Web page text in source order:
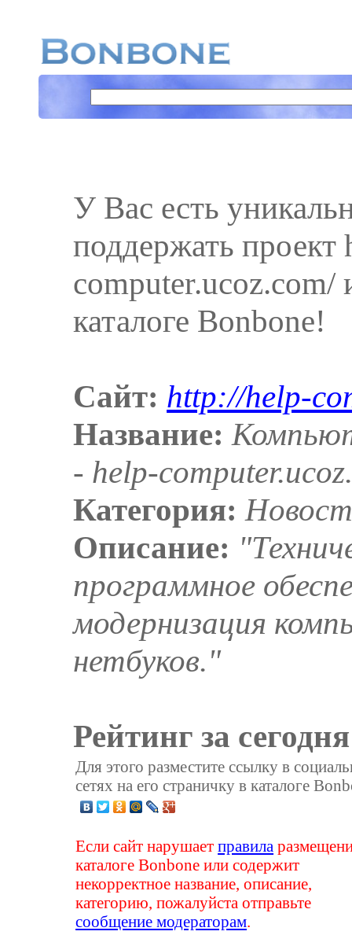
У Вас есть
поддержать проект
computer.ucoz.com/
каталоге Bonbone!
Сайт: http://help-
Название:
- help-
Категория:
Описание:
программное
модернизация
нетбуков."
Рейтинг за
Для этого разместите ссылку в
сетях на его страничку в каталоге
Если сайт нарушаетправила
каталоге Bonbone или содержит
некорректное название, описание,
категорию, пожалуйста отправьте
сообщение модераторам